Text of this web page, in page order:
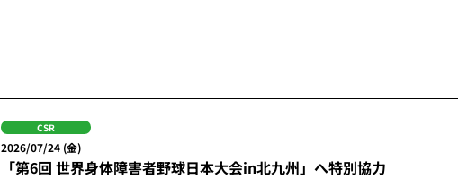
CSR
2026/07/24 (金)
「第6回 世界身体障害者野球日本大会in北九州」へ特別協力